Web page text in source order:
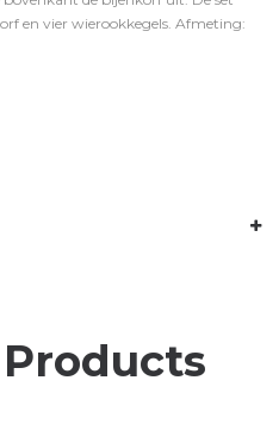
en vier wierookkegels. Afmeting: